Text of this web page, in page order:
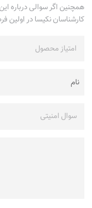
همچنین اگر سوالی درباره
کارشناسان نکیسا در
امتیاز محصول
سوال امنیتی